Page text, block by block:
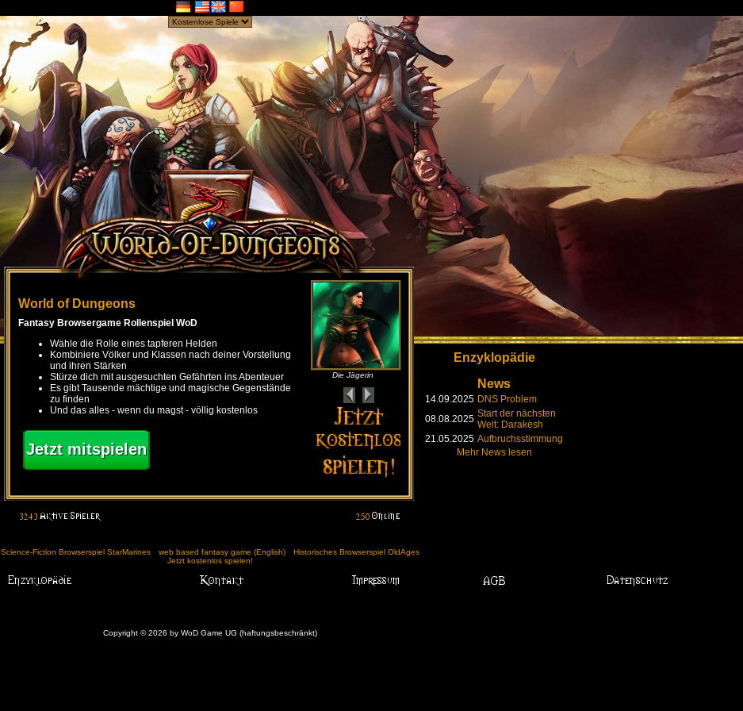
World of Dungeons
Fantasy Browsergame Rollenspiel WoD
Wähle die Rolle eines tapferen Helden
Kombiniere Völker und Klassen nach deiner Vorstellung
und ihren Stärken
Stürze dich mit ausgesuchten Gefährten ins Abenteuer
Es gibt Tausende mächtige und magische Gegenstände
zu finden
Und das alles - wenn du magst - völlig kostenlos
Jetzt mitspielen
Die Jägerin
Enzyklopädie
News
14.09.2025 DNS Problem
08.08.2025 Start der nächsten
Welt: Darakesh
21.05.2025 Aufbruchsstimmung
Mehr News lesen
Science-Fiction Browserspiel StarMarines web based fantasy game (English)
Historisches Browserspiel OldAges
Jetzt kostenlos spielen!
Copyright © 2026 by WoD Game UG (haftungsbeschränkt)